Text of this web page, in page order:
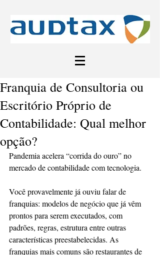
Franquia de Consultoria ou
Escritório Próprio de
Contabilidade: Qual melhor
opção?
Pandemia acelera “corrida do ouro” no
mercado de contabilidade com tecnologia.
Você provavelmente já ouviu falar de
franquias: modelos de negócio que já vêm
prontos para serem executados, com
padrões, regras, estrutura entre outras
características preestabelecidas. As
franquias mais comuns são restaurantes de